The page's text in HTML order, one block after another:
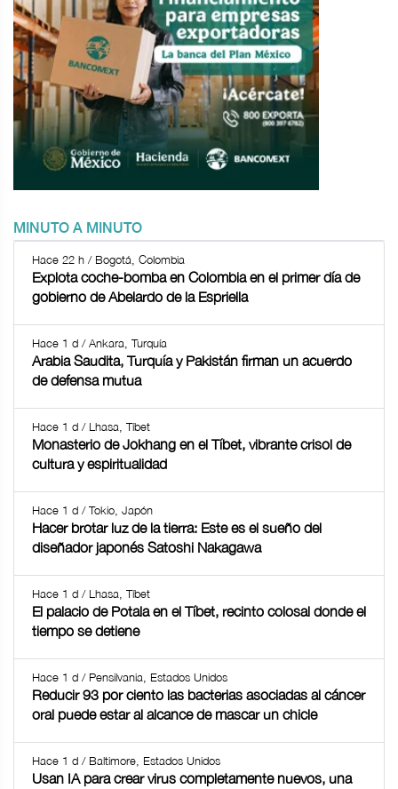
MINUTO A MINUTO
Hace 22 h / Bogotá, Colombia
Explota coche-bomba en Colombia en el primer día de
gobierno de Abelardo de la Espriella
Hace 1 d / Ankara, Turquía
Arabia Saudita, Turquía y Pakistán firman un acuerdo
de defensa mutua
Hace 1 d / Lhasa, Tíbet
Monasterio de Jokhang en el Tíbet, vibrante crisol de
cultura y espiritualidad
Hace 1 d / Tokio, Japón
Hacer brotar luz de la tierra: Este es el sueño del
diseñador japonés Satoshi Nakagawa
Hace 1 d / Lhasa, Tíbet
El palacio de Potala en el Tíbet, recinto colosal donde el
tiempo se detiene
Hace 1 d / Pensilvania, Estados Unidos
Reducir 93 por ciento las bacterias asociadas al cáncer
oral puede estar al alcance de mascar un chicle
Hace 1 d / Baltimore, Estados Unidos
Usan IA para crear virus completamente nuevos, una